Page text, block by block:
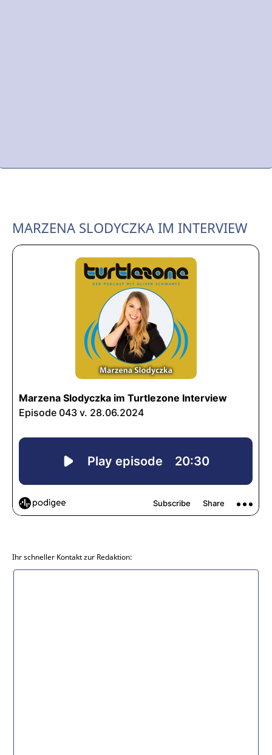
MARZENA SLODYCZKA IM INTERVIEW
Ihr schneller Kontakt zur Redaktion: